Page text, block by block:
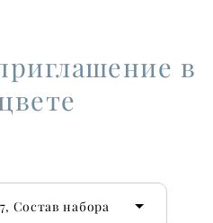
в
Состав набора